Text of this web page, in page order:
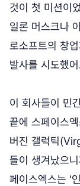
것이 첫 미션이
일론 머스크나
로소프트의 창
발사를 시도했
이 회사들이 민
끝에 스페이스
버진 갤럭틱
들이 생겨났으
페이스엑스는 '